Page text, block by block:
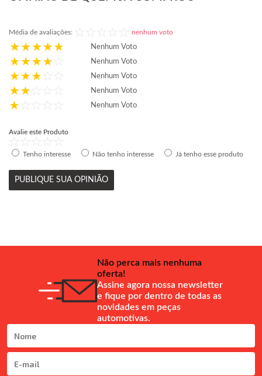
Média de avaliações: nenhum voto
Nenhum Voto
Nenhum Voto
Nenhum Voto
Nenhum Voto
Nenhum Voto
Avalie este Produto
Tenho interesse Não tenho interesse Já tenho esse produto
PUBLIQUE SUA OPINIÃO
Não perca mais nenhuma
oferta!
Assine agora nossa newsletter
e fique por dentro de todas as
novidades em peças
automotivas.